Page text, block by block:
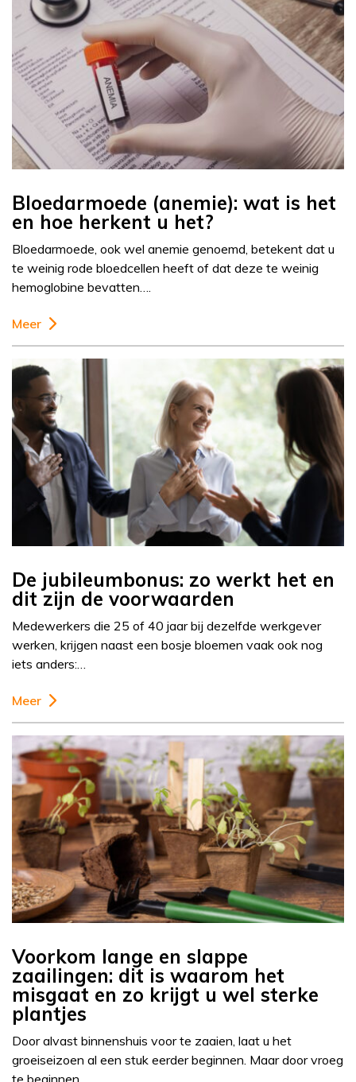
Bloedarmoede (anemie): wat is het
en hoe herkent u het?
Bloedarmoede, ook wel anemie genoemd, betekent dat u
te weinig rode bloedcellen heeft of dat deze te weinig
hemoglobine bevatten….
Meer
De jubileumbonus: zo werkt het en
dit zijn de voorwaarden
Medewerkers die 25 of 40 jaar bij dezelfde werkgever
werken, krijgen naast een bosje bloemen vaak ook nog
iets anders:…
Meer
Voorkom lange en slappe
zaailingen: dit is waarom het
misgaat en zo krijgt u wel sterke
plantjes
Door alvast binnenshuis voor te zaaien, laat u het
groeiseizoen al een stuk eerder beginnen. Maar door vroeg